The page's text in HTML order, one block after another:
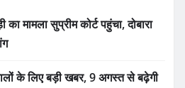
मामला सुप्रीम कोर्ट पहुंचा, दोबारा
के लिए बड़ी खबर, 9 अगस्त से बढ़ेगी